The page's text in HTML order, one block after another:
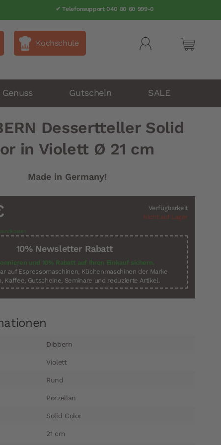
✔ Telefonsupport 040 80 60 999-0
Mein
Kochschule
Gutschein SALE
Dessertteller Solid
in Violett Ø 21 cm
Made in Germany!
Verfügbarkeit
Nicht auf Lager
10% Newsletter Rabatt
und 10% Rabatt auf Ihren Einkauf sichern.
auf Espressomaschinen, Küchenmaschinen der Marke
Kaffee, Gutscheine, Seminare und reduzierte Artikel.
Dibbern
Violett
Rund
Porzellan
Solid Color
21 cm